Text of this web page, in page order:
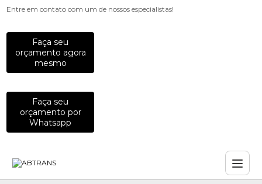
Entre em contato com um de nossos especialistas!
Faça seu
orçamento agora
mesmo
Faça seu
orçamento por
Whatsapp